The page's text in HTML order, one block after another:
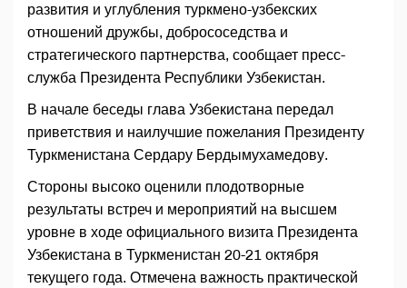
развития и углубления туркмено-узбекских
отношений дружбы, добрососедства и
стратегического партнерства, сообщает пресс-
служба Президента Республики Узбекистан.
В начале беседы глава Узбекистана передал
приветствия и наилучшие пожелания Президенту
Туркменистана Сердару Бердымухамедову.
Стороны высоко оценили плодотворные
результаты встреч и мероприятий на высшем
уровне в ходе официального визита Президента
Узбекистана в Туркменистан 20-21 октября
текущего года. Отмечена важность практической